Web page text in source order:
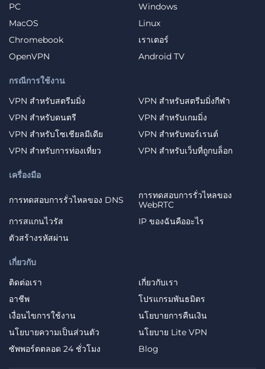
PC
Windows
MacOS
Linux
Chromebook
เราเตอร์
OpenVPN
Android TV
กรณีการใช้งาน
VPN สำหรับสตรีมมิ่ง
VPN สำหรับสตรีมมิ่งกีฬา
VPN สำหรับดนตรี
VPN สำหรับเกมมิ่ง
VPN สำหรับโซเชียลมีเดีย
VPN สำหรับทอร์เรนต์
VPN สำหรับการท่องเที่ยว
VPN สำหรับเว็บที่ถูกบล็อก
เกี่ยวกับ
ติดต่อเรา
เกี่ยวกับเรา
อาชีพ
โปรแกรมพันธมิตร
เงื่อนไขการใช้งาน
นโยบายการคืนเงิน
นโยบายความเป็นส่วนตัว
นโยบาย Lite VPN
ซัพพอร์ตตลอด 24 ชั่วโมง
Blog
เครื่องมือ
การทดสอบการรั่วไหลของ DNS
การทดสอบการรั่วไหลของ
WebRTC
การสแกนไวรัส
IP ของฉันคืออะไร
ตัวสร้างรหัสผ่าน